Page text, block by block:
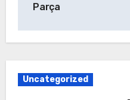
Parça
Uncategorized